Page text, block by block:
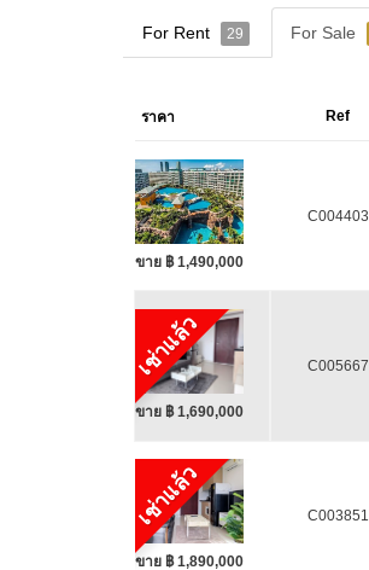
For Rent 29 For Sale
ราคา Ref
ขาย ฿ 1,490,000
C004403
เช่าแล้ว
ขาย ฿ 1,690,000
C005667
เช่าแล้ว
ขาย ฿ 1,890,000
C003851